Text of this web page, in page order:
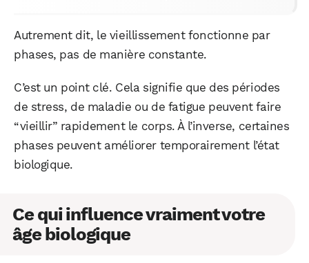
Autrement dit, le vieillissement fonctionne par
phases, pas de manière constante.
C’est un point clé. Cela signifie que des périodes
de stress, de maladie ou de fatigue peuvent faire
“vieillir” rapidement le corps. À l’inverse, certaines
phases peuvent améliorer temporairement l’état
biologique.
Ce qui influence vraiment votre
âge biologique